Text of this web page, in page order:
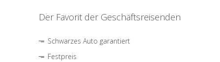
Der Favorit der Geschäftsreisenden
Schwarzes Auto garantiert
Festpreis